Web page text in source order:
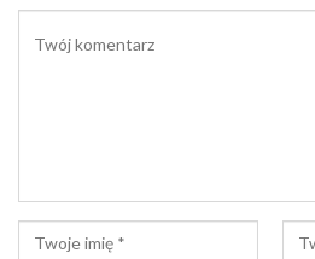
W związku z tym alkohol z żelem
w stosunku 6:4, np. 60 ml alkoholu i
Najlepsze właściwości
spirytus rektyfikowany 95 %, gdyż